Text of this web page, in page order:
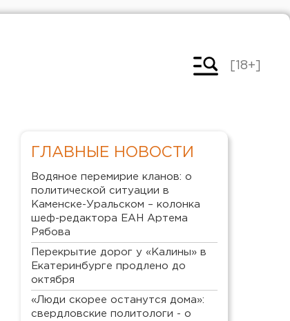
[18+]
ГЛАВНЫЕ НОВОСТИ
Водяное перемирие кланов: о
политической ситуации в
Каменске-Уральском – колонка
шеф-редактора ЕАН Артема
Рябова
Перекрытие дорог у «Калины» в
Екатеринбурге продлено до
октября
«Люди скорее останутся дома»:
свердловские политологи - о